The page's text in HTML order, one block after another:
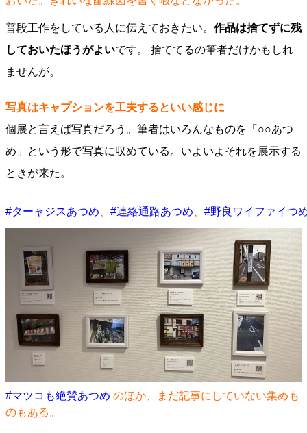
普段工作をしている人に伝えておきたい。 作品は捨てずに残
しておいたほうがよいです。 捨ててるの筆者だけかもしれ
ませんが。
写真はキャプションを工夫するといい感じに
個展と言えば写真だろう。筆者はいろんなものを「○○あつ
め」という形で写真に収めている。いよいよそれを展示する
ときが来た。
#ターャジスあつめ #連絡通路あつめ #野良ワイファイつ
#マツコも絶賛あつめ のほか、まだ記事にしていない集めも
のもある。